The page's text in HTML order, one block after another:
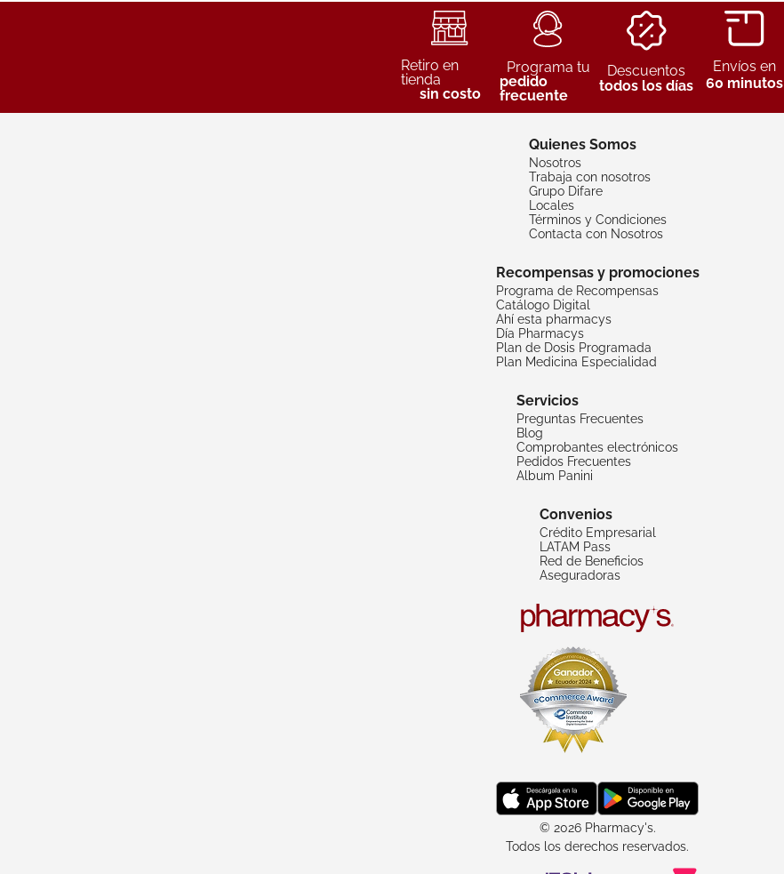
Retiro en
tienda
sin costo
Programa tu
pedido
frecuente
Descuentos
todos los días
Envíos en
60 minutos
Quienes Somos
Nosotros
Trabaja con nosotros
Grupo Difare
Locales
Términos y Condiciones
Contacta con Nosotros
Recompensas y promociones
Programa de Recompensas
Catálogo Digital
Ahí esta pharmacys
Día Pharmacys
Plan de Dosis Programada
Plan Medicina Especialidad
Servicios
Preguntas Frecuentes
Blog
Comprobantes electrónicos
Pedidos Frecuentes
Album Panini
Convenios
Crédito Empresarial
LATAM Pass
Red de Beneficios
Aseguradoras
© 2026 Pharmacy's.
Todos los derechos reservados.